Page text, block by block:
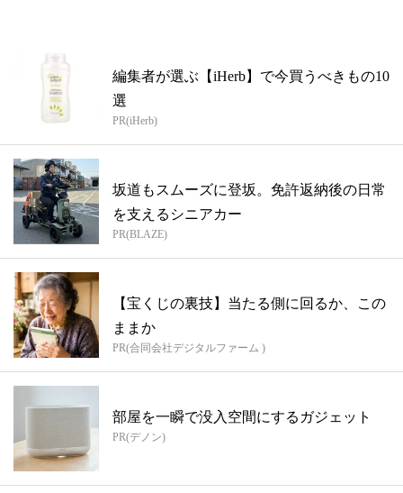
編集者が選ぶ【iHerb】で今買うべきもの10
選
PR(iHerb)
坂道もスムーズに登坂。免許返納後の日常
を支えるシニアカー
PR(BLAZE)
【宝くじの裏技】当たる側に回るか、この
ままか
PR(合同会社デジタルファーム )
部屋を一瞬で没入空間にするガジェット
PR(デノン)